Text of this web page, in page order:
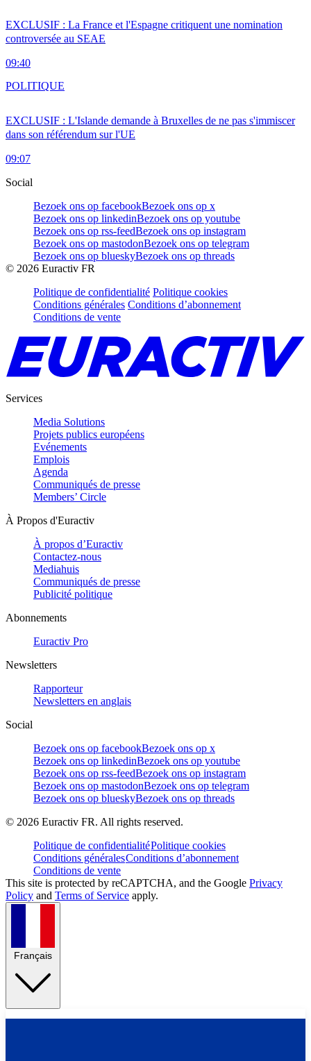
EXCLUSIF : La France et l'Espagne critiquent une nomination
controversée au SEAE
09:40
EXCLUSIF : L'Islande demande à Bruxelles de ne pas s'immiscer
dans son référendum sur l'UE
09:07
POLITIQUE
Social
Bezoek ons op facebookBezoek ons op x
Bezoek ons op linkedinBezoek ons op youtube
Bezoek ons op rss-feedBezoek ons op instagram
Bezoek ons op mastodonBezoek ons op telegram
Bezoek ons op blueskyBezoek ons op threads
© 2026 Euractiv FR
Politique de confidentialité Politique cookies
Conditions générales Conditions d’abonnement
Conditions de vente
Services
Media Solutions
Projets publics européens
Evénements
Emplois
Agenda
Communiqués de presse
Members’ Circle
À Propos d'Euractiv
À propos d’Euractiv
Contactez-nous
Mediahuis
Communiqués de presse
Publicité politique
Abonnements
Euractiv Pro
Newsletters
Rapporteur
Newsletters en anglais
Social
Bezoek ons op facebookBezoek ons op x
Bezoek ons op linkedinBezoek ons op youtube
Bezoek ons op rss-feedBezoek ons op instagram
Bezoek ons op mastodonBezoek ons op telegram
Bezoek ons op blueskyBezoek ons op threads
© 2026 Euractiv FR. All rights reserved.
Politique de confidentialitéPolitique cookies
Conditions généralesConditions d’abonnement
Conditions de vente
This site is protected by reCAPTCHA, and the Google Privacy
Policy and Terms of Service apply.
Français